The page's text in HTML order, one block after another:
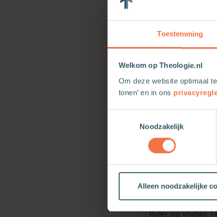
Toestemming
Welkom op Theologie.nl
Om deze website optimaal
tonen’ en in ons
Noodzakelijk
Alleen noodzakelijke
schepping,
De God van het
Op 15 december
gepresenteerd.
uitgave. [1963] […]
Macht,
Lezing bij
Ruler op vrijdag